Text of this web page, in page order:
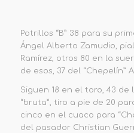
Potrillos “B” 38 para su
Ángel Alberto Zamudio,
Ramírez, otros 80 en la
de esos, 37 del “Chepelín”
Siguen 18 en el toro, 43
“bruta”, tiro a pie de 20
cinco en el cuaco para
del pasador Christian